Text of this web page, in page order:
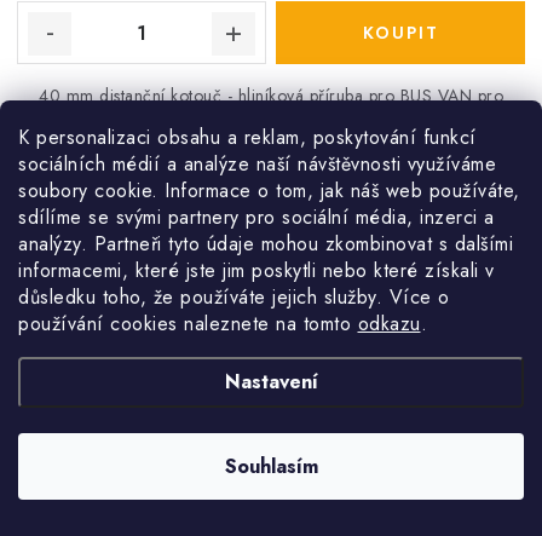
K personalizaci obsahu a reklam, poskytování funkcí
sociálních médií a analýze naší návštěvnosti využíváme
soubory cookie. Informace o tom, jak náš web používáte,
sdílíme se svými partnery pro sociální média, inzerci a
analýzy. Partneři tyto údaje mohou zkombinovat s dalšími
informacemi, které jste jim poskytli nebo které získali v
důsledku toho, že používáte jejich služby. Více o
používání cookies naleznete na tomto odkazu.
Nastavení
Souhlasím
40 mm distanční kotouč - hliníková příruba pro BUS VAN pro
Kód:TTINVB6004010
O
v
á
a
c
p
NAČÍST 17 DALŠÍCH
S
r
á
k